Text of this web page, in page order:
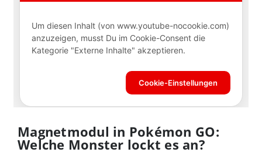
Magnetmodul in Pokémon GO:
Welche Monster lockt es an?